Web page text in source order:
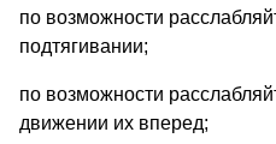
по возможности
подтягивании;
по возможности
движении их вперед;